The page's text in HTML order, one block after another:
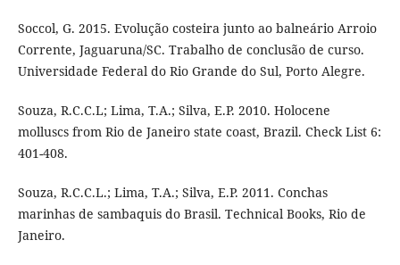
Soccol, G. 2015. Evolução costeira junto ao balneário Arroio
Corrente, Jaguaruna/SC. Trabalho de conclusão de curso.
Universidade Federal do Rio Grande do Sul, Porto Alegre.
Souza, R.C.C.L; Lima, T.A.; Silva, E.P. 2010. Holocene
molluscs from Rio de Janeiro state coast, Brazil. Check List 6:
401-408.
Souza, R.C.C.L.; Lima, T.A.; Silva, E.P. 2011. Conchas
marinhas de sambaquis do Brasil. Technical Books, Rio de
Janeiro.